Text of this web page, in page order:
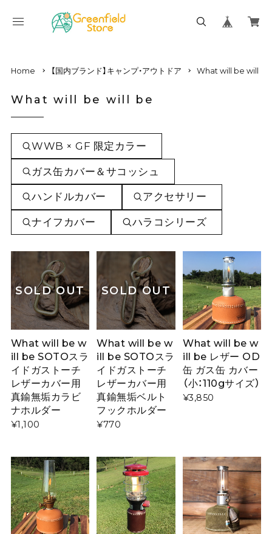
Home 【国内ブランド】キャンプ・アウトドア What will be will be
What will be will be
WWB × GF 限定カラー
ガス缶カバー＆サコッシュ
ハンドルカバー アクセサリー
ナイフカバー ハラコシリーズ
SOLD OUT
What will be w
ill be SOTOスラ
イドガストーチ
レザーカバー用
真鍮無垢カラビ
ナホルダー
¥1,100
SOLD OUT
What will be w
ill be SOTOスラ
イドガストーチ
レザーカバー用
真鍮無垢ベルト
フックホルダー
¥770
What will be w
ill be レザー OD
缶 ガス缶 カバー
（小：110gサイズ）
¥3,850